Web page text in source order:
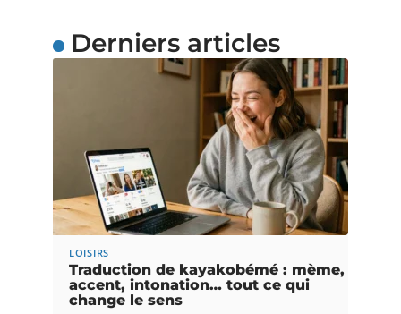
Derniers articles
LOISIRS
Traduction de kayakobémé : mème,
accent, intonation… tout ce qui
change le sens